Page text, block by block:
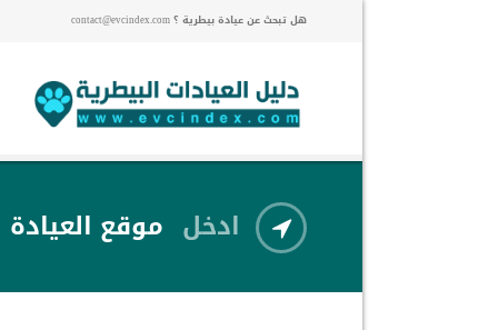
هل تبحث عن عيادة بيطرية ؟ contact@evcindex.com
ادخل موقع العيادة